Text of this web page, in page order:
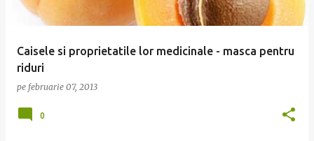
Caisele si proprietatile lor medicinale - masca pentru
riduri
pe februarie 07, 2013
0